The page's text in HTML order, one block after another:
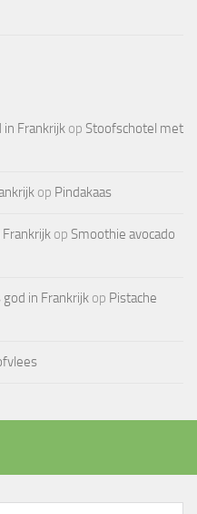
in Frankrijk op Stoofschotel met
op Pindakaas
op Smoothie avocado
in Frankrijk op Pistache